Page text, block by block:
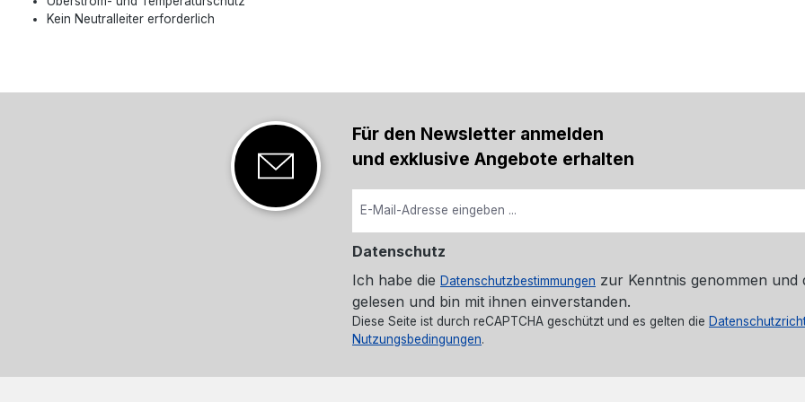
Kein Neutralleiter erforderlich
Für den Newsletter anmelden
und exklusive Angebote erhalten
Datenschutz
Ich habe die Datenschutzbestimmungen zur Kenntnis genommen und
gelesen und bin mit ihnen einverstanden.
Diese Seite ist durch reCAPTCHA geschützt und es gelten die
Nutzungsbedingungen.